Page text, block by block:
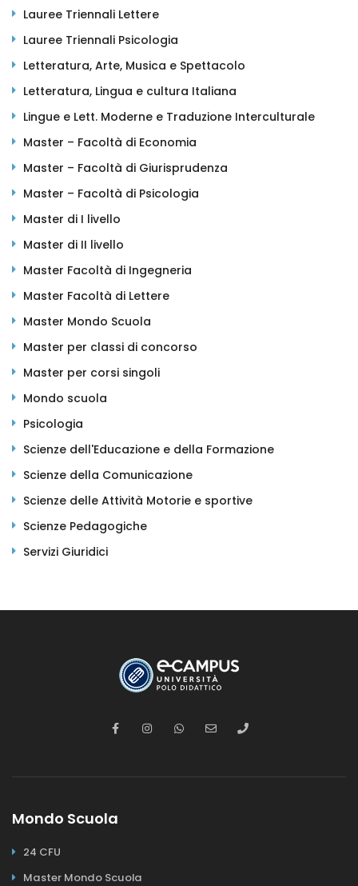
Lauree Triennali Lettere
Lauree Triennali Psicologia
Letteratura, Arte, Musica e Spettacolo
Letteratura, Lingua e cultura Italiana
Lingue e Lett. Moderne e Traduzione Interculturale
Master – Facoltà di Economia
Master – Facoltà di Giurisprudenza
Master – Facoltà di Psicologia
Master di I livello
Master di II livello
Master Facoltà di Ingegneria
Master Facoltà di Lettere
Master Mondo Scuola
Master per classi di concorso
Master per corsi singoli
Mondo scuola
Psicologia
Scienze dell'Educazione e della Formazione
Scienze della Comunicazione
Scienze delle Attività Motorie e sportive
Scienze Pedagogiche
Servizi Giuridici
Mondo Scuola
24 CFU
Master Mondo Scuola